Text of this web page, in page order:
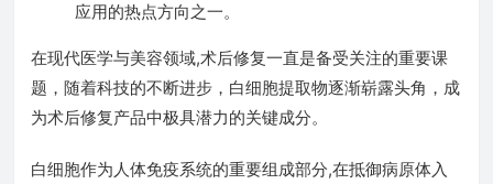
应用的热点方向之一。
在现代医学与美容领域,术后修复一直是备受关注的重要课
题，随着科技的不断进步，白细胞提取物逐渐崭露头角，成
为术后修复产品中极具潜力的关键成分。
白细胞作为人体免疫系统的重要组成部分,在抵御病原体入